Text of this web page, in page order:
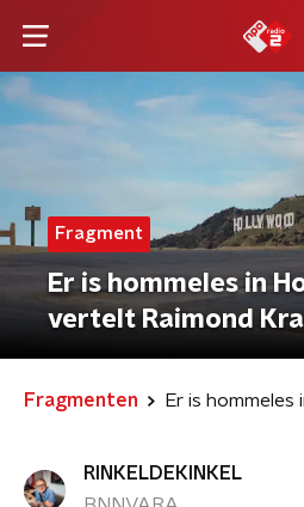
Fragment
Er is hommeles in
vertelt Raimond
Fragmenten
RINKELDEKINKEL